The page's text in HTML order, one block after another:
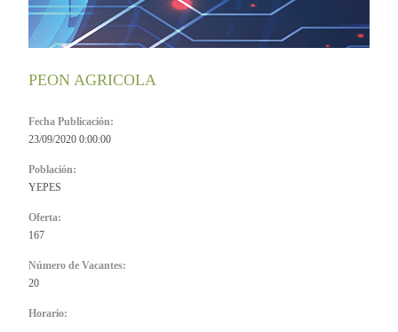
PEON AGRICOLA
Fecha Publicación:
23/09/2020 0:00:00
Población:
YEPES
Oferta:
167
Número de Vacantes:
20
Horario: